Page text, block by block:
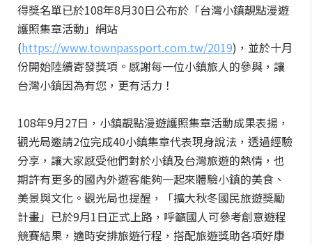
得獎名單已於108年8月30日公布於「台灣小鎮靚點漫遊
護照集章活動」網站
(https://www.townpassport.com.tw/2019)，並於十月
份開始陸續寄發獎項。感謝每一位小鎮旅人的參與，讓
台灣小鎮因為有您，更有活力！
108年9月27日，小鎮靚點漫遊護照集章活動成果表揚，
觀光局邀請2位完成40小鎮集章代表現身說法，透過經驗
分享，讓大家感受他們對於小鎮及台灣旅遊的熱情，也
期許有更多的國內外遊客能夠一起來體驗小鎮的美食、
美景與文化。觀光局也提醒，「擴大秋冬國民旅遊獎勵
計畫」已於9月1日正式上路，呼籲國人可參考創意遊程
競賽結果，適時安排旅遊行程，搭配旅遊獎助各項好康